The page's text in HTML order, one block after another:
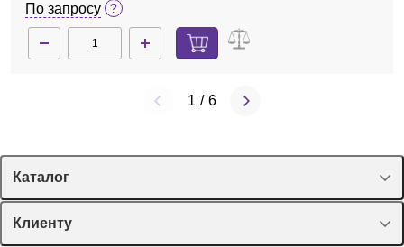
По запросу
1 / 6
Каталог
Спецпредложения
Клиенту